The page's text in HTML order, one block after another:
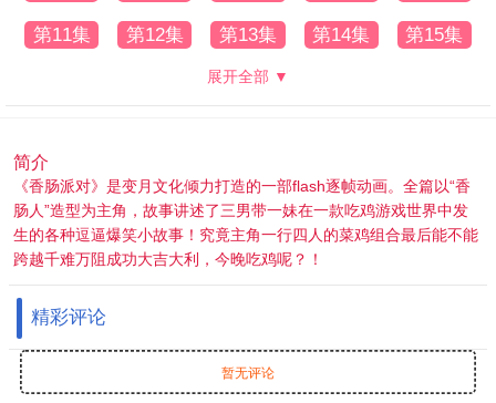
第11集 第12集 第13集 第14集 第15集
展开全部 ▼
简介
《香肠派对》是变月文化倾力打造的一部flash逐帧动画。全篇以“香
肠人”造型为主角，故事讲述了三男带一妹在一款吃鸡游戏世界中发
生的各种逗逼爆笑小故事！究竟主角一行四人的菜鸡组合最后能不能
跨越千难万阻成功大吉大利，今晚吃鸡呢？！
精彩评论
暂无评论